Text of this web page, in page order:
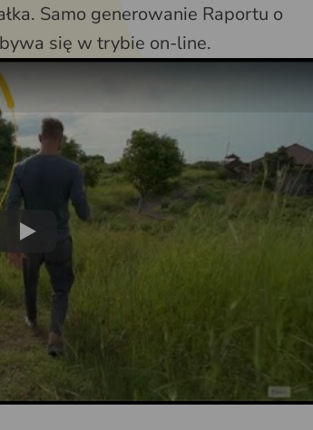
Samo generowanie Raportu o
się w trybie on-line.
Play